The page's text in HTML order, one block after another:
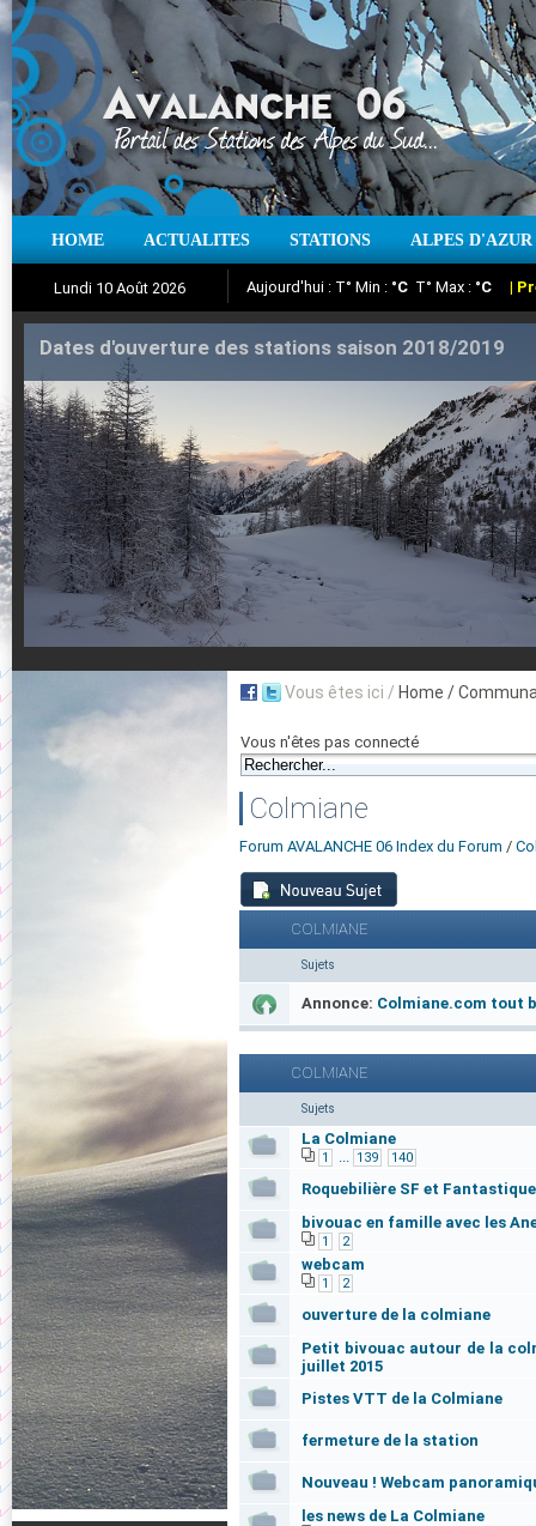
HOME ACTUALITES STATIONS ALPES D'AZUR
Lundi 10 Août 2026
Aujourd'hui : T° Min :°CT° Max :°C |
Iso à 0° : m Neige sur 12 heures :cm
Suivez en direct l'actualité des stations
Vous êtes ici / Home /
Vous n'êtes pas connecté
Colmiane
Forum AVALANCHE 06 Index du Forum /
COLMIANE
Sujets
Annonce: Colmiane.com tout
COLMIANE
Sujets
La Colmiane
1 ... 139 140
Roquebilière SF et Fantastique
bivouac en famille avec les
1 2
webcam
1 2
ouverture de la colmiane
Petit bivouac autour de la
juillet 2015
Pistes VTT de la Colmiane
fermeture de la station
Nouveau ! Webcam
les news de La Colmiane